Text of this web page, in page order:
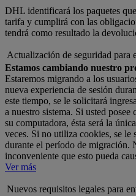
DHL identificará los paquetes
tarifa y cumplirá con las
tendrá como resultado la
Actualización de seguridad para
Estamos cambiando nuestro
Estaremos migrando a los
nueva experiencia de sesión
este tiempo, se le solicitará
a nuestro sistema. Si usted
su computadora, ésta será la
veces. Si no utiliza cookies, se le
durante el período de migración.
inconveniente que esto pueda
Ver más
Nuevos requisitos legales para